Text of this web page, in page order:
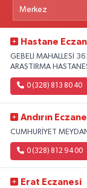
Hastane
GEBELİ MAHALLESİ
ARAŞTIRMA
0 (328) 813 80 40
Andırın
CUMHURİYET
0 (328) 812 94 00
Erat Eczanesi